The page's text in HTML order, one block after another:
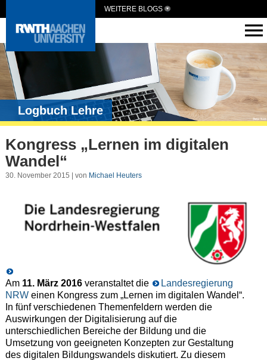
WEITERE BLOGS
Logbuch Lehre
Kongress „Lernen im digitalen
Wandel“
30. November 2015 | von Michael Heuters
Am 11. März 2016veranstaltet die
Landesregierung
NRWeinen Kongress zum „Lernen im digitalen Wandel“.
In fünf verschiedenen Themenfeldern werden die
Auswirkungen der Digitalisierung auf die
unterschiedlichen Bereiche der Bildung und die
Umsetzung von geeigneten Konzepten zur Gestaltung
des digitalen Bildungswandels diskutiert. Zu diesem